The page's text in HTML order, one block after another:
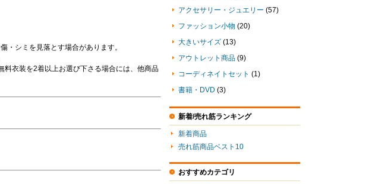
・シミを見落とす場合があります。
料衣装を2着以上お選び下さる場合には、他商品
アクセサリー・ジュエリー (57)
ファッション小物 (20)
大きいサイズ (13)
アウトレット商品 (9)
コーディネイトセット (1)
書籍・DVD (3)
新着/売れ筋ランキング
新着商品
売れ筋商品ベスト10
おすすめカテゴリ